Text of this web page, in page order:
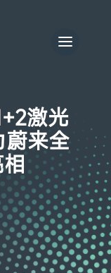
激光
蔚来全